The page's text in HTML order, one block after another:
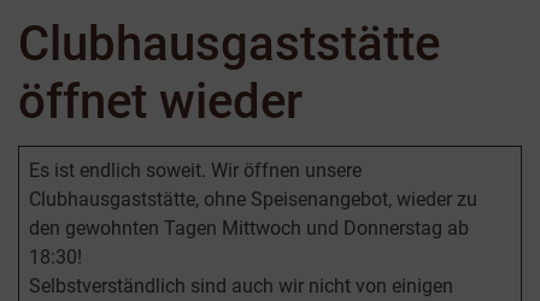
Clubhausgaststätte
öffnet wieder
Es ist endlich soweit. Wir öffnen unsere
Clubhausgaststätte, ohne Speisenangebot, wieder zu
den gewohnten Tagen Mittwoch und Donnerstag ab
18:30!
Selbstverständlich sind auch wir nicht von einigen